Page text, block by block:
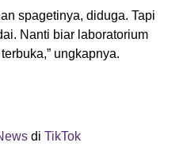
spagetinya, diduga. Tapi
Nanti biar laboratorium
ungkapnya.
di TikTok